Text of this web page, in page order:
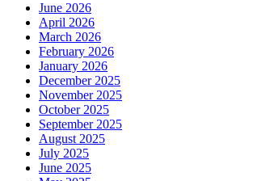
June 2026
April 2026
March 2026
February 2026
January 2026
December 2025
November 2025
October 2025
September 2025
August 2025
July 2025
June 2025